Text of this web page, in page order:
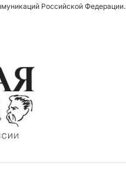
Российской Федерации.